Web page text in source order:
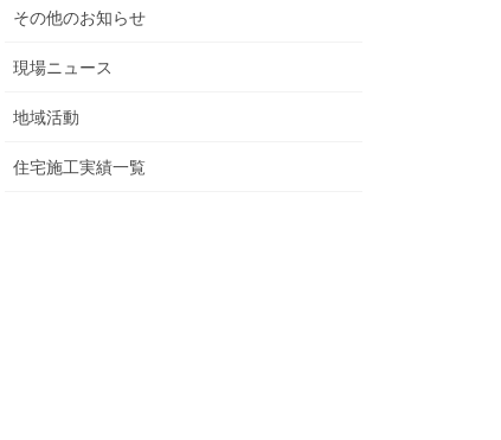
その他のお知らせ
現場ニュース
地域活動
住宅施工実績一覧